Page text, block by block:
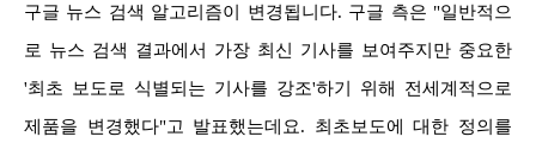
구글 뉴스 검색 알고리즘이 변경됩니다. 구글 측은 "일반적으
로 뉴스 검색 결과에서 가장 최신 기사를 보여주지만 중요한
'최초 보도로 식별되는 기사를 강조'하기 위해 전세계적으로
제품을 변경했다"고 발표했는데요. 최초보도에 대한 정의를